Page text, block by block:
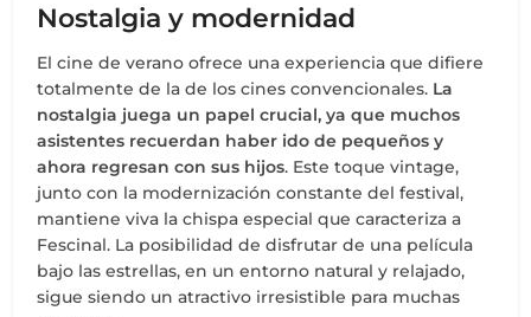
Nostalgia y modernidad
El cine de verano ofrece una experiencia que difiere
totalmente de la de los cines convencionales. La
nostalgia juega un papel crucial, ya que muchos
asistentes recuerdan haber ido de pequeños y
ahora regresan con sus hijos. Este toque vintage,
junto con la modernización constante del festival,
mantiene viva la chispa especial que caracteriza a
Fescinal. La posibilidad de disfrutar de una película
bajo las estrellas, en un entorno natural y relajado,
sigue siendo un atractivo irresistible para muchas